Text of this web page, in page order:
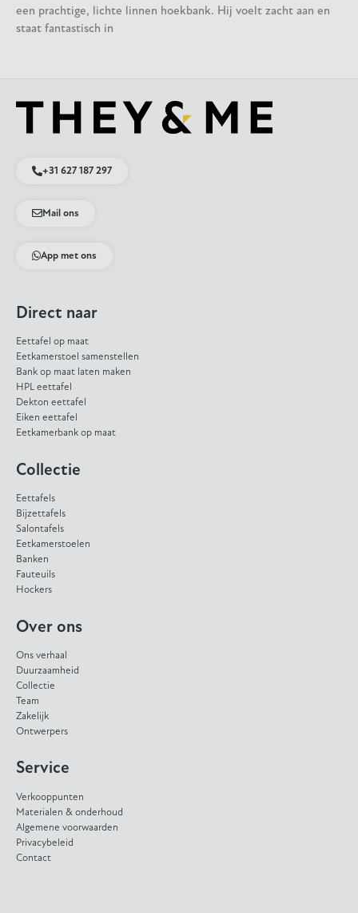
een prachtige, lichte linnen hoekbank. Hij voelt zacht aan en
staat fantastisch in
+31 627 187 297
Mail ons
App met ons
Direct naar
Eettafel op maat
Eetkamerstoel samenstellen
Bank op maat laten maken
HPL eettafel
Dekton eettafel
Eiken eettafel
Eetkamerbank op maat
Collectie
Eettafels
Bijzettafels
Salontafels
Eetkamerstoelen
Banken
Fauteuils
Hockers
Over ons
Ons verhaal
Duurzaamheid
Collectie
Team
Zakelijk
Ontwerpers
Service
Verkooppunten
Materialen & onderhoud
Algemene voorwaarden
Privacybeleid
Contact